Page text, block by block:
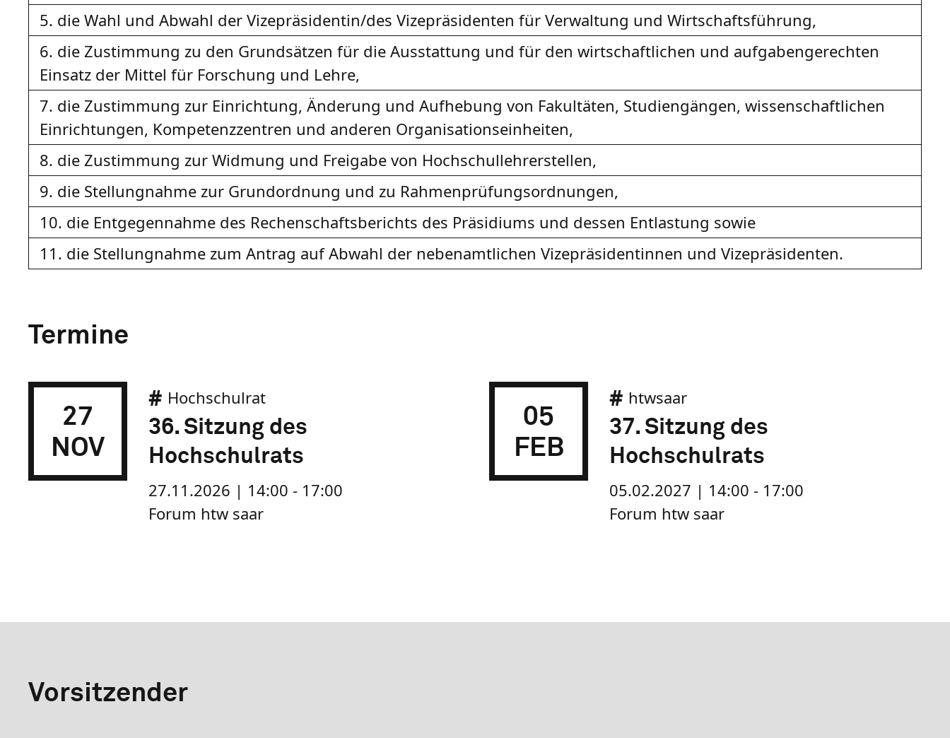
5. die Wahl und Abwahl der Vizepräsidentin/des Vizepräsidenten für Verwaltung und Wirtschaftsführung,
6. die Zustimmung zu den Grundsätzen für die Ausstattung und für den wirtschaftlichen und aufgabengerechten
Einsatz der Mittel für Forschung und Lehre,
7. die Zustimmung zur Einrichtung, Änderung und Aufhebung von Fakultäten, Studiengängen, wissenschaftlichen
Einrichtungen, Kompetenzzentren und anderen Organisationseinheiten,
8. die Zustimmung zur Widmung und Freigabe von Hochschullehrerstellen,
9. die Stellungnahme zur Grundordnung und zu Rahmenprüfungsordnungen,
10. die Entgegennahme des Rechenschaftsberichts des Präsidiums und dessen Entlastung sowie
11. die Stellungnahme zum Antrag auf Abwahl der nebenamtlichen Vizepräsidentinnen und Vizepräsidenten.
Termine
27
NOV
Hochschulrat
36. Sitzung des
Hochschulrats
27.11.2026 | 14:00 - 17:00
Forum htw saar
05
FEB
htwsaar
37. Sitzung des
Hochschulrats
05.02.2027 | 14:00 - 17:00
Forum htw saar
Vorsitzender